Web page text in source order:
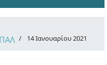
14 Ιανουαρίου 2021